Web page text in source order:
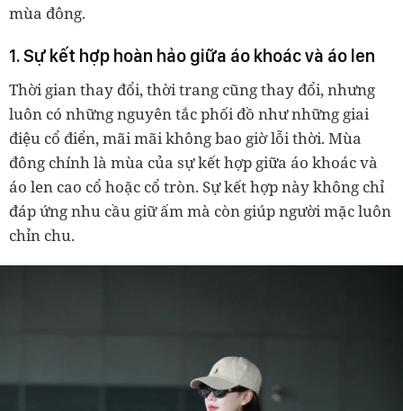
mùa đông.
1. Sự kết hợp hoàn hảo giữa áo khoác và áo len
Thời gian thay đổi, thời trang cũng thay đổi, nhưng
luôn có những nguyên tắc phối đồ như những giai
điệu cổ điển, mãi mãi không bao giờ lỗi thời. Mùa
đông chính là mùa của sự kết hợp giữa áo khoác và
áo len cao cổ hoặc cổ tròn. Sự kết hợp này không chỉ
đáp ứng nhu cầu giữ ấm mà còn giúp người mặc luôn
chỉn chu.